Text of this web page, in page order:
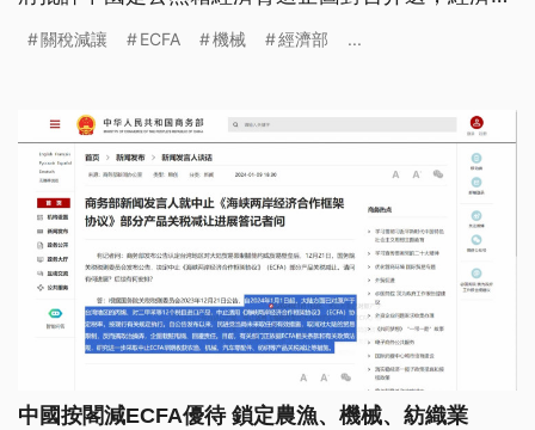
協助。
關稅減讓 ECFA 機械 經濟部 ...
中國按閣減ECFA優待 鎖定農漁、機械、紡織業